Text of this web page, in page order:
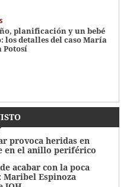
planificación y un bebé
los detalles del caso María
Potosí
provoca heridas en
en el anillo periférico
acabar con la poca
Maribel Espinoza